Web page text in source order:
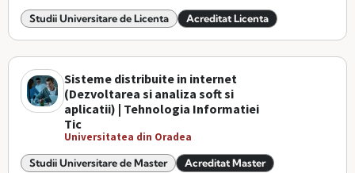
Studii Universitare de Licenta Acreditat Licenta
Sisteme distribuite in internet
(Dezvoltarea si analiza soft si
aplicatii) | Tehnologia Informatiei
Tic
Universitatea din Oradea
Studii Universitare de Master Acreditat Master